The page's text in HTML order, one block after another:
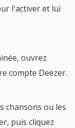
l'activer et lui
ouvrez
compte Deezer.
chansons ou les
puis cliquez